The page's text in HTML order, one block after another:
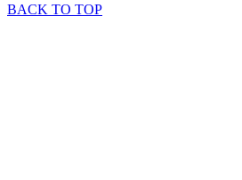
BACK TO TOP